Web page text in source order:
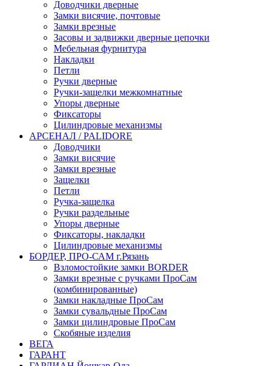
Доводчики дверные
Замки висячие, почтовые
Замки врезные
Засовы и задвижки дверные цепочки
Мебельная фурнитура
Накладки
Петли
Ручки дверные
Ручки-защелки межкомнатные
Упоры дверные
Фиксаторы
Цилиндровые механизмы
АРСЕНАЛ / PALIDORE
Доводчики
Замки висячие
Замки врезные
Защелки
Петли
Ручка-защелка
Ручки раздельные
Упоры дверные
Фиксаторы, накладки
Цилиндровые механизмы
БОРДЕР, ПРО-САМ г.Рязань
Взломостойкие замки BORDER
Замки врезные с ручками ПроСам
(комбинированные)
Замки накладные ПроСам
Замки сувальдные ПроСам
Замки цилиндровые ПроСам
Скобяные изделия
ВЕГА
ГАРАНТ